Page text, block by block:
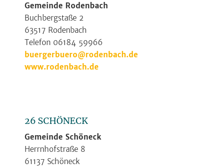
Gemeinde Rodenbach
Buchbergstaße 2
63517 Rodenbach
Telefon 06184 59966
buergerbuero@rodenbach.de
www.rodenbach.de
26 SCHÖNECK
Gemeinde Schöneck
Herrnhofstraße 8
61137 Schöneck